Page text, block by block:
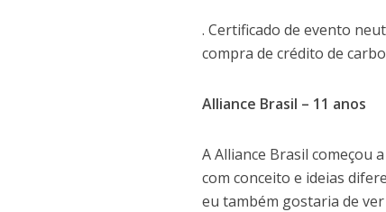
. Certificado de evento
compra de crédito de
Alliance Brasil – 11 anos
A Alliance Brasil começou
com conceito e ideias
eu também gostaria de